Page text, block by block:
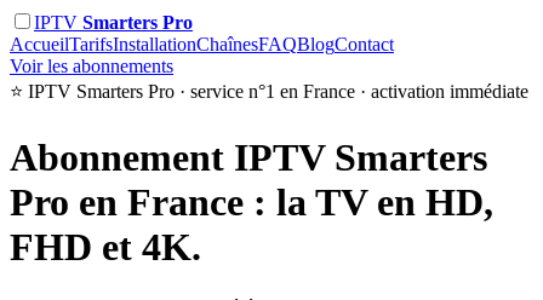
IPTV Smarters Pro
AccueilTarifsInstallationChaînesFAQBlogContact
Voir les abonnements
⭐ IPTV Smarters Pro · service n°1 en France · activation immédiate
Abonnement IPTV Smarters
Pro en France : la TV en HD,
FHD et 4K.